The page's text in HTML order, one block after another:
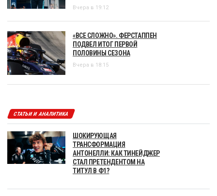
Вчера в 19:12
«ВСЕ СЛОЖНО». ФЕРСТАППЕН
ПОДВЕЛ ИТОГ ПЕРВОЙ
ПОЛОВИНЫ СЕЗОНА
Вчера в 18:15
СТАТЬИ И АНАЛИТИКА
ШОКИРУЮЩАЯ
ТРАНСФОРМАЦИЯ
АНТОНЕЛЛИ: КАК ТИНЕЙДЖЕР
СТАЛ ПРЕТЕНДЕНТОМ НА
ТИТУЛ В Ф1?